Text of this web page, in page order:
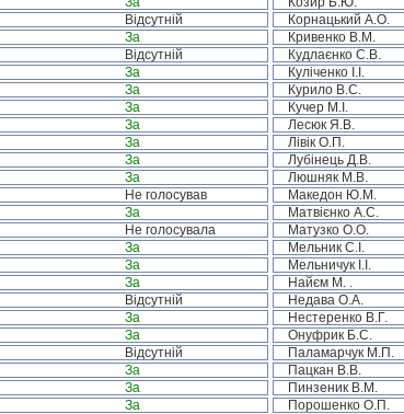
Відсутній Корнацький А.О.
За Кривенко В.М.
Відсутній Кудлаєнко С.В.
За Куліченко І.І.
За Курило В.С.
За Кучер М.І.
За Лесюк Я.В.
За Лівік О.П.
За Лубінець Д.В.
За Люшняк М.В.
Не голосував Македон Ю.М.
За Матвієнко А.С.
Не голосувала Матузко О.О.
За Мельник С.І.
За Мельничук І.І.
За Найєм М. .
Відсутній Недава О.А.
За Нестеренко В.Г.
За Онуфрик Б.С.
Відсутній Паламарчук М.П.
За Пацкан В.В.
За Пинзеник В.М.
За Порошенко О.П.